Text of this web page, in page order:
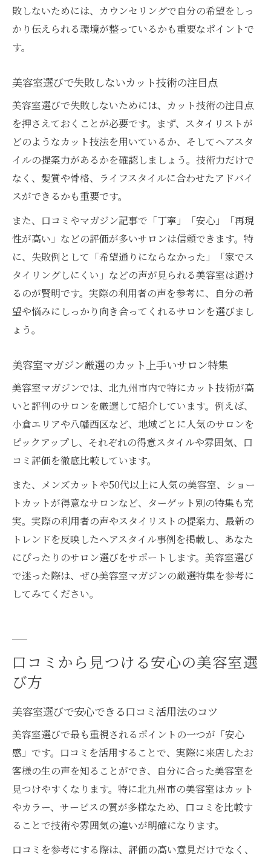
敗しないためには、カウンセリングで自分の希望をしっ
かり伝えられる環境が整っているかも重要なポイントで
す。
美容室選びで失敗しないカット技術の注目点
美容室選びで失敗しないためには、カット技術の注目点
を押さえておくことが必要です。まず、スタイリストが
どのようなカット技法を用いているか、そしてヘアスタ
イルの提案力があるかを確認しましょう。技術力だけで
なく、髪質や骨格、ライフスタイルに合わせたアドバイ
スができるかも重要です。
また、口コミやマガジン記事で「丁寧」「安心」「再現
性が高い」などの評価が多いサロンは信頼できます。特
に、失敗例として「希望通りにならなかった」「家でス
タイリングしにくい」などの声が見られる美容室は避け
るのが賢明です。実際の利用者の声を参考に、自分の希
望や悩みにしっかり向き合ってくれるサロンを選びまし
ょう。
美容室マガジン厳選のカット上手いサロン特集
美容室マガジンでは、北九州市内で特にカット技術が高
いと評判のサロンを厳選して紹介しています。例えば、
小倉エリアや八幡西区など、地域ごとに人気のサロンを
ピックアップし、それぞれの得意スタイルや雰囲気、口
コミ評価を徹底比較しています。
また、メンズカットや50代以上に人気の美容室、ショー
トカットが得意なサロンなど、ターゲット別の特集も充
実。実際の利用者の声やスタイリストの提案力、最新の
トレンドを反映したヘアスタイル事例を掲載し、あなた
にぴったりのサロン選びをサポートします。美容室選び
で迷った際は、ぜひ美容室マガジンの厳選特集を参考に
してみてください。
口コミから見つける安心の美容室選
び方
美容室選びで安心できる口コミ活用法のコツ
美容室選びで最も重視されるポイントの一つが「安心
感」です。口コミを活用することで、実際に来店したお
客様の生の声を知ることができ、自分に合った美容室を
見つけやすくなります。特に北九州市の美容室はカット
やカラー、サービスの質が多様なため、口コミを比較す
ることで技術や雰囲気の違いが明確になります。
口コミを参考にする際は、評価の高い意見だけでなく、